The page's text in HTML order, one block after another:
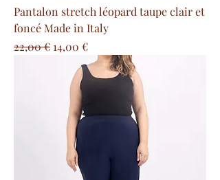
Pantalon stretch léopard taupe clair et
foncé Made in Italy
Prezzo regolare
22,00 € Prezzo scontato
14,00 €